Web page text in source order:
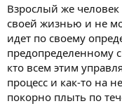
Взрослый же
своей жизнью и не
идет по своему
предопределенному
кто всем этим
процесс и как-то на
покорно плыть по